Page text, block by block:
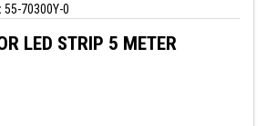
55-70300Y-0
LED STRIP 5 METER